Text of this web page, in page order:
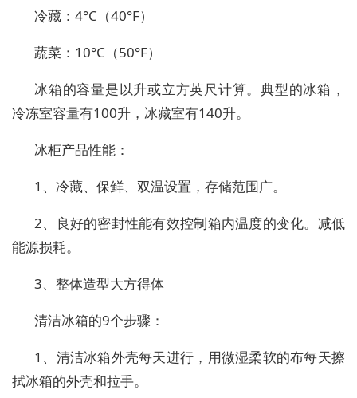
冷藏：4°C（40°F）
蔬菜：10°C（50°F）
冰箱的容量是以升或立方英尺计算。典型的冰箱，
冷冻室容量有100升，冰藏室有140升。
冰柜产品性能：
1、冷藏、保鲜、双温设置，存储范围广。
2、良好的密封性能有效控制箱内温度的变化。减低
能源损耗。
3、整体造型大方得体
清洁冰箱的9个步骤：
1、清洁冰箱外壳每天进行，用微湿柔软的布每天擦
拭冰箱的外壳和拉手。